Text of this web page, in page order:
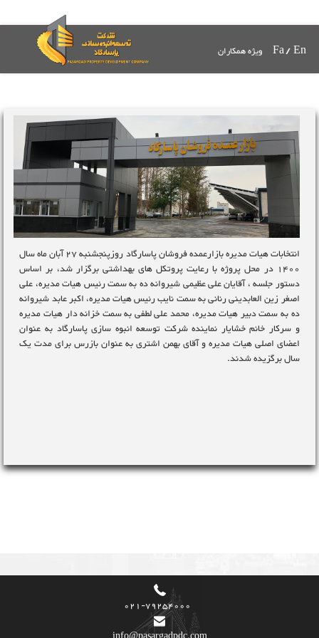
En
/
Fa ویژه همکاران
انتخابات هیات مدیره بازارعمده فروشان پاسارگاد روزپنجشنبه 27 آبان ماه سال
1400 در محل پروژه با رعایت پروتکل های بهداشتی برگزار شد
، بر اساس
دستور جلسه ، آقایان علی عظیمی شیروانه ده به سمت رئیس هیات مدیره، علی
اصغر زین العابدینی رنانی به سمت نایب رئیس هیات مدیره، اکبر عابد شیروانه
ده به سمت دبیر هیات مدیره، محمد علی لطفی به سمت خزانه دار هیات مدیره
و سرکار خانم خشایار نماینده شرکت توسعه انبوه سازی پاسارگاد به عنوان
اعضای اصلی هیات مدیره و آقای بهمن اشتری به عنوان بازرس برای مدت یک
سال برگزیده شدند.